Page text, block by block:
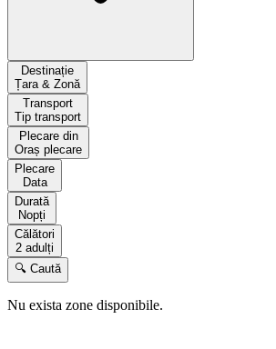
Destinație
Țara & Zonă
Transport
Tip transport
Plecare din
Oraș plecare
Plecare
Data
Durată
Nopți
Călători
2 adulți
🔍 Caută
Nu exista zone disponibile.